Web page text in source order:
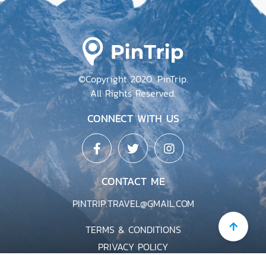
Sweet Circle บัวลอยเจ้าเพื่อนยาก ตำนาน
จากเยาวราชกว่า 26 ปี มาสู่พัทยาแล้ว
ชลบุรี : ไทย
By หน้าไม่อาย
7,486